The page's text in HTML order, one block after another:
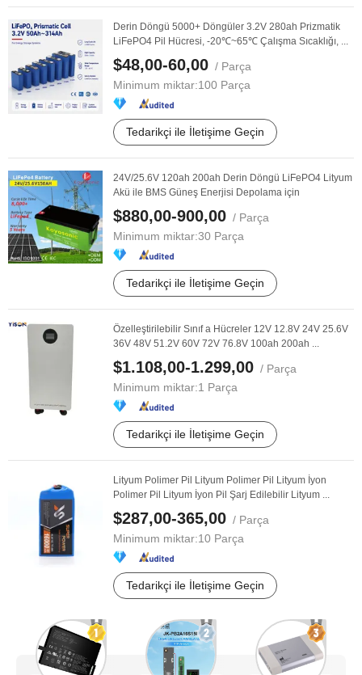
Derin Döngü 5000+ Döngüler 3.2V 280ah Prizmatik
LiFePO4 Pil Hücresi, -20℃~65℃ Çalışma Sıcaklığı, ...
$48,00-60,00 / Parça
Minimum miktar:100 Parça
Tedarikçi ile İletişime Geçin
24V/25.6V 120ah 200ah Derin Döngü LiFePO4 Lityum
Akü ile BMS Güneş Enerjisi Depolama için
$880,00-900,00 / Parça
Minimum miktar:30 Parça
Tedarikçi ile İletişime Geçin
Özelleştirilebilir Sınıf a Hücreler 12V 12.8V 24V 25.6V
36V 48V 51.2V 60V 72V 76.8V 100ah 200ah ...
$1.108,00-1.299,00 / Parça
Minimum miktar:1 Parça
Tedarikçi ile İletişime Geçin
Lityum Polimer Pil Lityum Polimer Pil Lityum İyon
Polimer Pil Lityum İyon Pil Şarj Edilebilir Lityum ...
$287,00-365,00 / Parça
Minimum miktar:10 Parça
Tedarikçi ile İletişime Geçin